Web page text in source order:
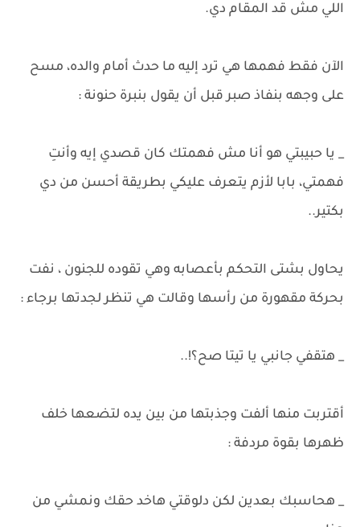
اللي مش قد المقام دي.
الآن فقط فهمها هي ترد إليه ما حدث أمام والده، مسح
على وجهه بنفاذ صبر قبل أن يقول بنبرة حنونة :
_ يا حبيبتي هو أنا مش فهمتك كان قصدي إيه وأنتِ
فهمتي، بابا لأزم يتعرف عليكي بطريقة أحسن من دي
بكتير..
يحاول بشتى التحكم بأعصابه وهي تقوده للجنون ، نفت
بحركة مقهورة من رأسها وقالت هي تنظر لجدتها برجاء :
_ هتقفي جانبي يا تيتا صح؟!..
أقتربت منها ألفت وجذبتها من بين يده لتضعها خلف
ظهرها بقوة مردفة :
_ هحاسبك بعدين لكن دلوقتي هاخد حقك ونمشي من